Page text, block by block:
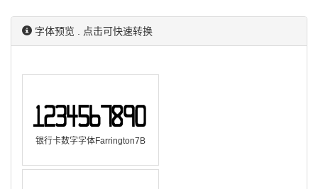
字体预览 . 点击可快速转换
银行卡数字字体Farrington7B